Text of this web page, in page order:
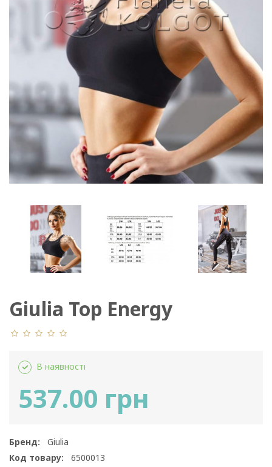
Giulia Top Energy
В наявності
537.00 грн
Бренд:
Giulia
Код товару:
6500013